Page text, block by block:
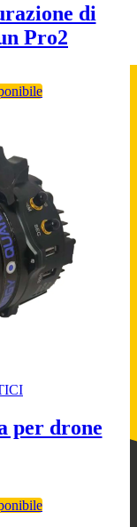
di
Pro2
per drone